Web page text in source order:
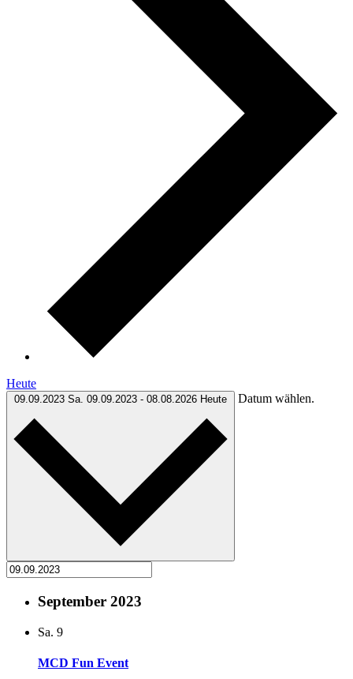
Heute
09.09.2023 Sa. 09.09.2023 - 08.08.2026 Heute Datum wählen.
September 2023
Sa. 9
MCD Fun Event